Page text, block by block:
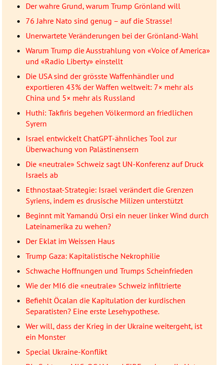
Der wahre Grund, warum Trump Grönland will
76 Jahre Nato sind genug – auf die Strasse!
Unerwartete Veränderungen bei der Grönland-Wahl
Warum Trump die Ausstrahlung von «Voice of America»
und «Radio Liberty» einstellt
Die USA sind der grösste Waffenhändler und
exportieren 43% der Waffen weltweit: 7× mehr als
China und 5× mehr als Russland
Huthi: Takfiris begehen Völkermord an friedlichen
Syrern
Israel entwickelt ChatGPT-ähnliches Tool zur
Überwachung von Palästinensern
Die «neutrale» Schweiz sagt UN-Konferenz auf Druck
Israels ab
Ethnostaat-Strategie: Israel verändert die Grenzen
Syriens, indem es drusische Milizen unterstützt
Beginnt mit Yamandú Orsi ein neuer linker Wind durch
Lateinamerika zu wehen?
Der Eklat im Weissen Haus
Trump Gaza: Kapitalistische Nekrophilie
Schwache Hoffnungen und Trumps Scheinfrieden
Wie der MI6 die «neutrale» Schweiz infiltrierte
Befiehlt Öcalan die Kapitulation der kurdischen
Separatisten? Eine erste Lesehypothese.
Wer will, dass der Krieg in der Ukraine weitergeht, ist
ein Monster
Special Ukraine-Konflikt